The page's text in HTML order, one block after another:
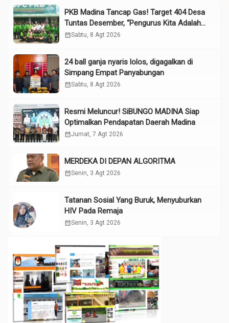
PKB Madina Tancap Gas! Target 404 Desa
Tuntas Desember, “Pengurus Kita Adalah
Tokoh”
calendar_monthSabtu, 8 Agt 2026
24 ball ganja nyaris lolos, digagalkan di
Simpang Empat Panyabungan
calendar_monthSabtu, 8 Agt 2026
Resmi Meluncur! SiBUNGO MADINA Siap
Optimalkan Pendapatan Daerah Madina
calendar_monthJumat, 7 Agt 2026
MERDEKA DI DEPAN ALGORITMA
calendar_monthSenin, 3 Agt 2026
Tatanan Sosial Yang Buruk, Menyuburkan
HIV Pada Remaja
calendar_monthSenin, 3 Agt 2026